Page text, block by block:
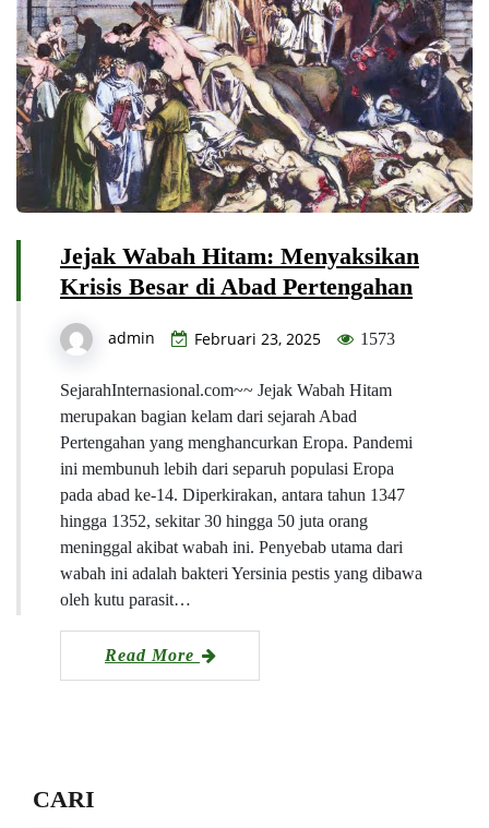
Jejak Wabah Hitam: Menyaksikan
Krisis Besar di Abad Pertengahan
admin Februari 23, 2025 1573
SejarahInternasional.com~~ Jejak Wabah Hitam
merupakan bagian kelam dari sejarah Abad
Pertengahan yang menghancurkan Eropa. Pandemi
ini membunuh lebih dari separuh populasi Eropa
pada abad ke-14. Diperkirakan, antara tahun 1347
hingga 1352, sekitar 30 hingga 50 juta orang
meninggal akibat wabah ini. Penyebab utama dari
wabah ini adalah bakteri Yersinia pestis yang dibawa
oleh kutu parasit…
Read More
CARI